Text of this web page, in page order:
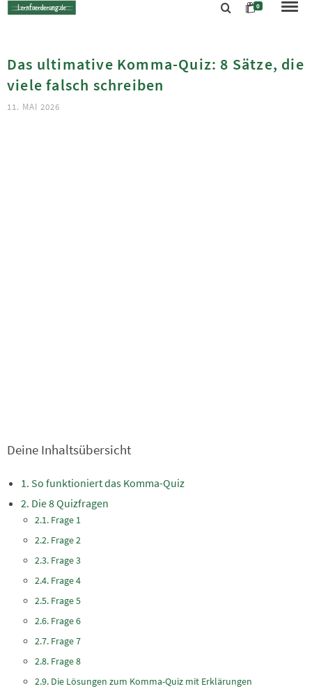
0
Das ultimative Komma-Quiz: 8 Sätze, die
viele falsch schreiben
11. MAI 2026
Deine Inhaltsübersicht
So funktioniert das Komma-Quiz
Die 8 Quizfragen
Frage 1
Frage 2
Frage 3
Frage 4
Frage 5
Frage 6
Frage 7
Frage 8
Die Lösungen zum Komma-Quiz mit Erklärungen